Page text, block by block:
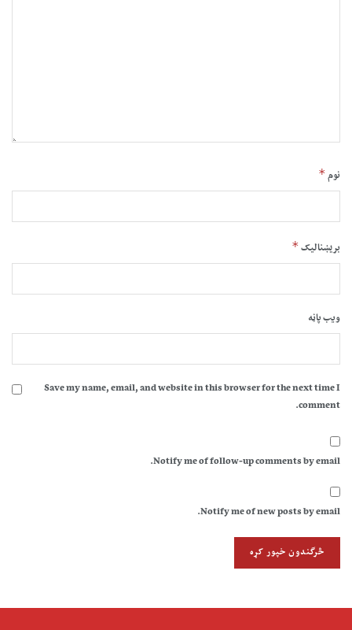
نوم*
بریښنالیک*
ویب پاڼه
Save my name, email, and website in this browser for the next time I
comment.
Notify me of follow-up comments by email.
Notify me of new posts by email.